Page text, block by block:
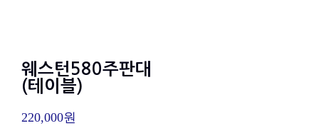
웨스턴580주판대
(테이블)
220,000원